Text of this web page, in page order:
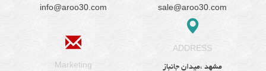
info@aroo30.com sale@aroo30.com
Marketing
ADDRESS
مشهد ،میدان جانباز